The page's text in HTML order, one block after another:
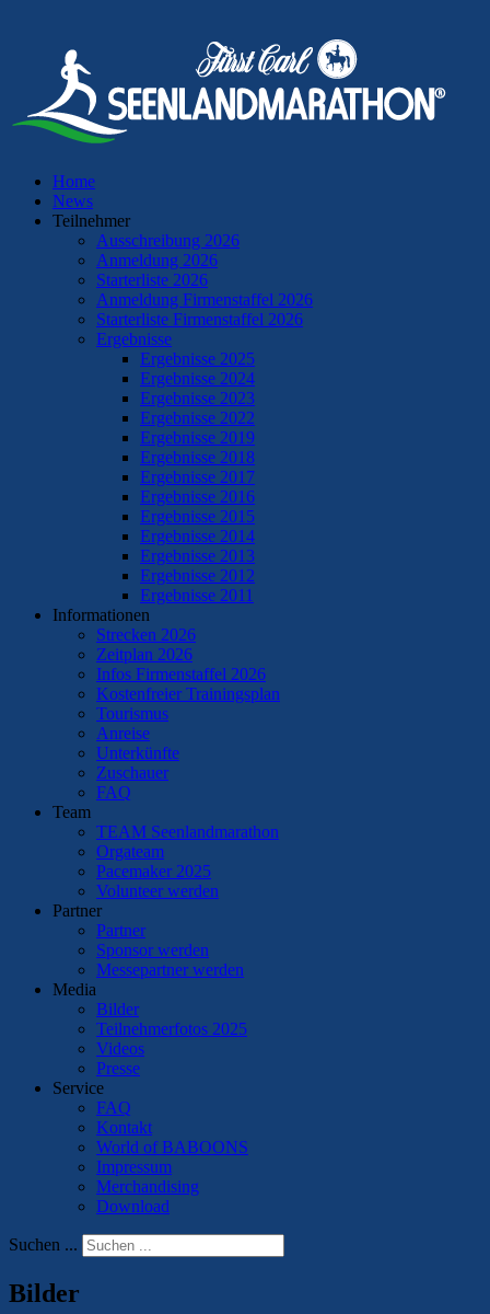
Home
News
Teilnehmer
Ausschreibung 2026
Anmeldung 2026
Starterliste 2026
Anmeldung Firmenstaffel 2026
Starterliste Firmenstaffel 2026
Ergebnisse
Ergebnisse 2025
Ergebnisse 2024
Ergebnisse 2023
Ergebnisse 2022
Ergebnisse 2019
Ergebnisse 2018
Ergebnisse 2017
Ergebnisse 2016
Ergebnisse 2015
Ergebnisse 2014
Ergebnisse 2013
Ergebnisse 2012
Ergebnisse 2011
Informationen
Strecken 2026
Zeitplan 2026
Infos Firmenstaffel 2026
Kostenfreier Trainingsplan
Tourismus
Anreise
Unterkünfte
Zuschauer
FAQ
Team
TEAM Seenlandmarathon
Orgateam
Pacemaker 2025
Volunteer werden
Partner
Partner
Sponsor werden
Messepartner werden
Media
Bilder
Teilnehmerfotos 2025
Videos
Presse
Service
FAQ
Kontakt
World of BABOONS
Impressum
Merchandising
Download
Suchen ...
Bilder